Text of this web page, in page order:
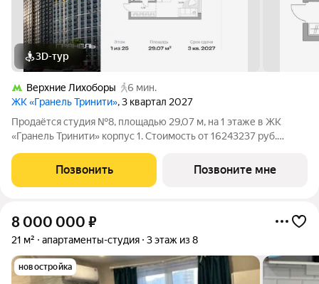
3D-тур
Верхние Лихоборы
6 мин.
ЖК «Гранель Тринити», 3 квартал 2027
Продаётся студия №8, площадью 29,07 м, на 1 этаже в ЖК
«Гранель Тринити» корпус 1. Стоимость от 16243237 руб.
улицу. Жилой квартал «Гранель Тринити» расположен на
севере Москвы, в шаговой
Позвонить Позвоните мне
8 000 000 ₽
21 м² апартаменты-студия 3 этаж из 8
новостройка